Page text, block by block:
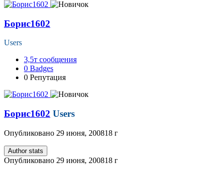
Борис1602
Users
3,5т сообщения
0 Badges
0 Репутация
Борис1602 Users
Опубликовано 29 июня, 200818 г
Author stats
Опубликовано 29 июня, 200818 г